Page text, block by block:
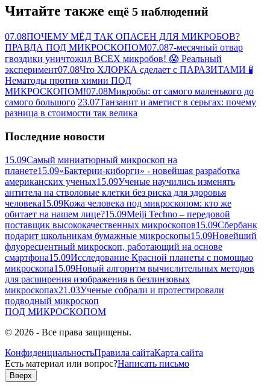
Читайте также ещё 5 наблюдений
07.08ПОЧЕМУ МЁД ТАК ОПАСЕН ДЛЯ МИКРОБОВ?
ПРАВДА ПОД МИКРОСКОПОМ07.087-месячный отвар
гвоздики уничтожил ВСЕХ микробов! 😱 Реальный
эксперимент07.08Что ХЛОРКА сделает с ПАРАЗИТАМИ 🧪
Нематоды против химии ПОД
МИКРОСКОПОМ!07.08Микробы: от самого маленького до
самого большого 23.07Танзанит и аметист в серьгах: почему
разница в стоимости так велика
Последние новости
15.09Самый миниатюрный микроскоп на
планете15.09«Бактерии-киборги» - новейшая разработка
американских ученых15.09Ученые научились изменять
антитела на стволовые клетки без риска для здоровья
человека15.09Кожа человека под микроскопом: кто же
обитает на нашем лице?15.09Meiji Techno – передовой
поставщик высококачественных микроскопов15.09Сбербанк
подарит школьникам бумажные микроскопы15.09Новейший
флуоресцентный микроскоп, работающий на основе
смартфона15.09Исследование Красной планеты с помощью
микроскопа15.09Новый алгоритм вычислительных методов
для расширения изображения в безлинзовых
микроскопах21.03Ученые собрали и протестировали
подводный микроскоп
ПОД МИКРОСКОПОМ
© 2026 - Все права защищены.
КонфиденциальностьПравила сайтаКарта сайта
Есть материал или вопрос?Написать письмо
Вверх